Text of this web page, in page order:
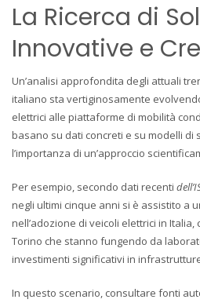
La Ricerca di
Innovative e
Un’analisi approfondita degli attuali
italiano sta vertiginosamente
elettrici alle piattaforme di mobilità
basano su dati concreti e su modelli di
l’importanza di un’approccio
Per esempio, secondo dati recenti
negli ultimi cinque anni si è assistito a
nell’adozione di veicoli elettrici in
Torino che stanno fungendo da
investimenti significativi in
In questo scenario, consultare fonti